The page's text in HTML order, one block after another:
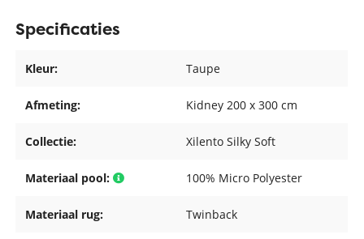
Specificaties
Kleur: Taupe
Afmeting: Kidney 200 x 300 cm
Collectie: Xilento Silky Soft
Materiaal pool: 100% Micro Polyester
Materiaal rug: Twinback